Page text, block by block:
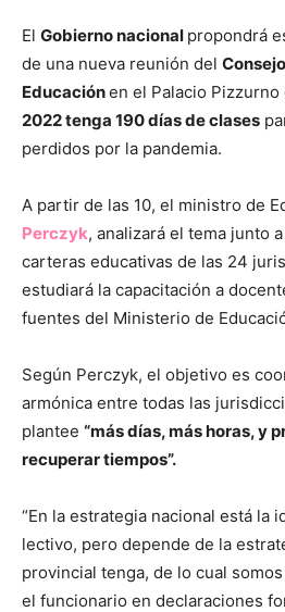
El Gobierno nacional propondrá
de una nueva reunión del
Educaciónen el Palacio Pizzurno
2022 tenga 190 días de clases
perdidos por la pandemia.
A partir de las 10, el ministro de
Perczyk, analizará el tema junto
carteras educativas de las 24
estudiará la capacitación a
fuentes del Ministerio de
Según Perczyk, el objetivo es
armónica entre todas las
plantee “más días, más horas, y
recuperar tiempos”.
“En la estrategia nacional está la
lectivo, pero depende de la
provincial tenga, de lo cual
el funcionario en declaraciones